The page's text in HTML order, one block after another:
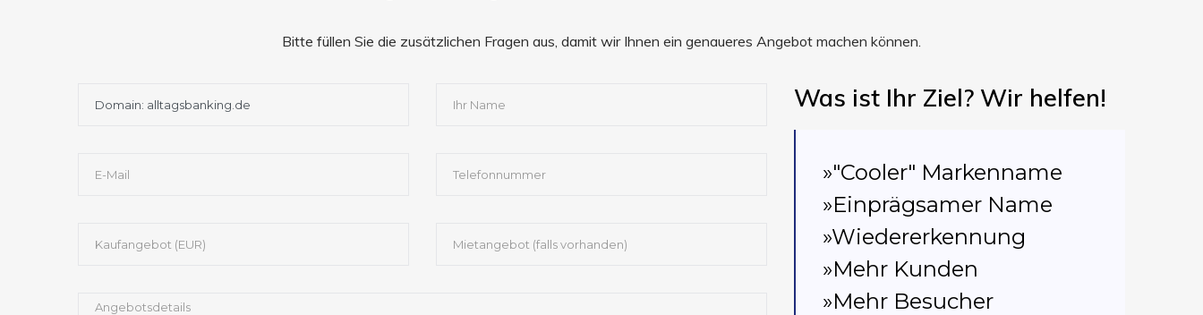
Bitte füllen Sie die zusätzlichen Fragen aus, damit wir Ihnen ein genaueres Angebot machen können.
Was ist Ihr Ziel? Wir helfen!
»"Cooler" Markenname
»Einprägsamer Name
»Wiedererkennung
»Mehr Kunden
»Mehr Besucher